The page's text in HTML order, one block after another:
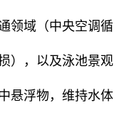
领域（中央空调循
），以及泳池景观
悬浮物，维持水体